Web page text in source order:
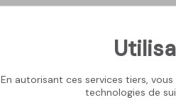
En autorisant ces services tiers,
technologies de